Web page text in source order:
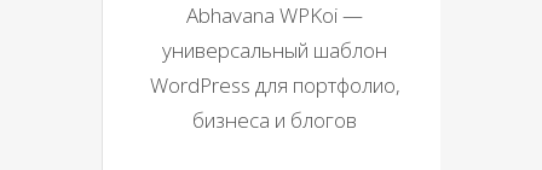
Abhavana WPKoi —
универсальный шаблон
WordPress для портфолио,
бизнеса и блогов